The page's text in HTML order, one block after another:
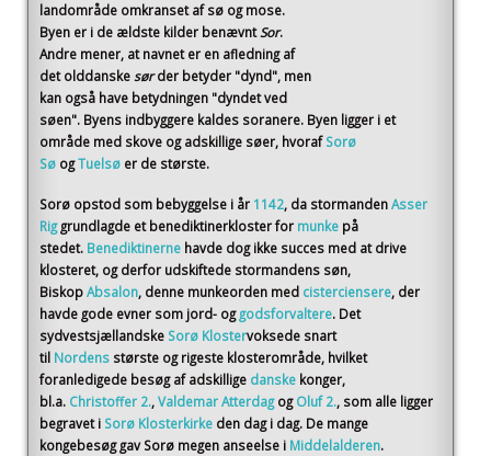
landområde omkranset af sø og mose.
Byen er i de ældste kilder benævnt Sor.
Andre mener, at navnet er en afledning af
det olddanske sør der betyder "dynd", men
kan også have betydningen "dyndet ved
søen". Byens indbyggere kaldes soranere. Byen ligger i et
område med skove og adskillige søer, hvoraf Sorø
Sø ogTuelsø er de største.
Sorø opstod som bebyggelse i år 1142, da stormandenAsser
Rig grundlagde et benediktinerkloster for munke på
stedet. Benediktinerne havde dog ikke succes med at drive
klosteret, og derfor udskiftede stormandens søn,
BiskopAbsalon, denne munkeorden med cisterciensere, der
havde gode evner som jord- og godsforvaltere. Det
sydvestsjællandske Sorø Klostervoksede snart
til Nordens største og rigeste klosterområde, hvilket
foranledigede besøg af adskillige danske konger,
bl.a. Christoffer 2.,Valdemar Atterdag og Oluf 2., som alle ligger
begravet i Sorø Klosterkirke den dag i dag. De mange
kongebesøg gav Sorø megen anseelse i Middelalderen.